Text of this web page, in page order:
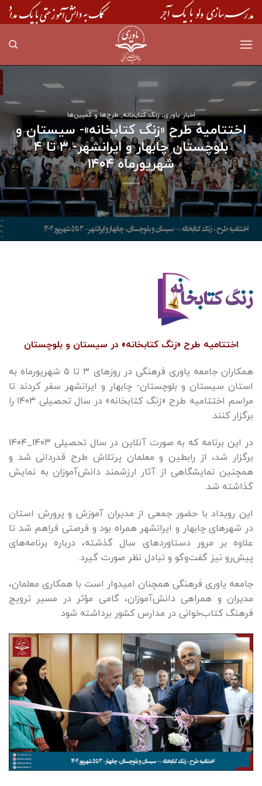
Skip
to
اخبار یاوری,زنگ کتابخانه,طرح‌ها و کمپین‌ها
اختتامیهٔ طرح «زنگ کتابخانه»- سیستان و
بلوچستان چابهار و ایرانشهر- ۳ تا ۴
شهریورماه ۱۴۰۴
اختتامیه طرح «زنگ کتابخانه» در سیستان و بلوچستان
همکاران جامعه یاوری فرهنگی در روزهای ۳ تا ۵ شهریورماه به
استان سیستان و بلوچستان- چابهار و ایرانشهر سفر کردند تا
مراسم اختتامیه طرح «زنگ کتابخانه» در سال تحصیلی ۱۴۰۳ را
برگزار کنند.
در این برنامه که به صورت آنلاین در سال تحصیلی ۱۴۰۳_۱۴۰۴
برگزار شد، از رابطین و معلمان پرتلاش طرح قدردانی شد و
همچنین نمایشگاهی از آثار ارزشمند دانش‌آموزان به نمایش
گذاشته شد.
این رویداد با حضور جمعی از مدیران آموزش و پرورش استان
در شهرهای چابهار و ایرانشهر همراه بود و فرصتی فراهم شد تا
علاوه بر مرور دستاوردهای سال گذشته، درباره برنامه‌های
پیش‌رو نیز گفت‌وگو و تبادل نظر صورت گیرد.
جامعه یاوری فرهنگی همچنان امیدوار است با همکاری معلمان،
مدیران و همراهی دانش‌آموزان، گامی مؤثر در مسیر ترویج
فرهنگ کتاب‌خوانی در مدارس کشور برداشته شود.